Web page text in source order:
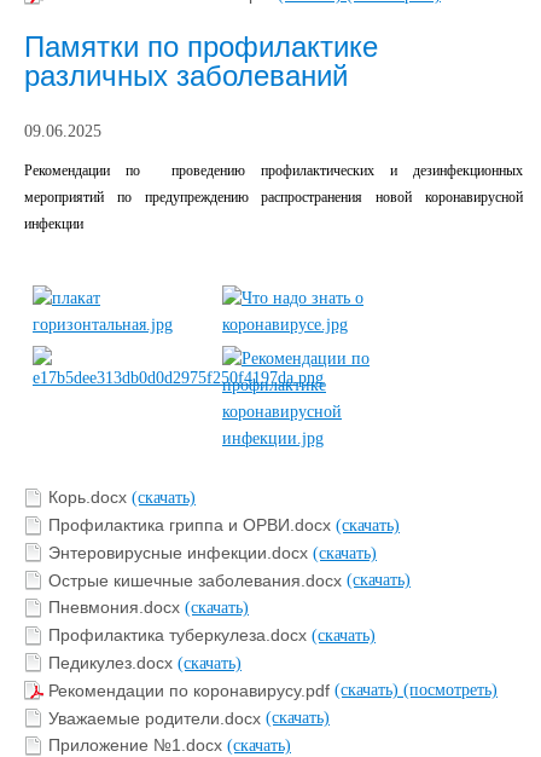
Памятки по профилактике
различных заболеваний
09.06.2025
Рекомендации по проведению профилактических и дезинфекционных
мероприятий по предупреждению распространения новой коронавирусной
инфекции
Корь.docx (скачать)
Профилактика гриппа и ОРВИ.docx (скачать)
Энтеровирусные инфекции.docx (скачать)
Острые кишечные заболевания.docx (скачать)
Пневмония.docx (скачать)
Профилактика туберкулеза.docx (скачать)
Педикулез.docx (скачать)
Рекомендации по коронавирусу.pdf (скачать) (посмотреть)
Уважаемые родители.docx (скачать)
Приложение №1.docx (скачать)